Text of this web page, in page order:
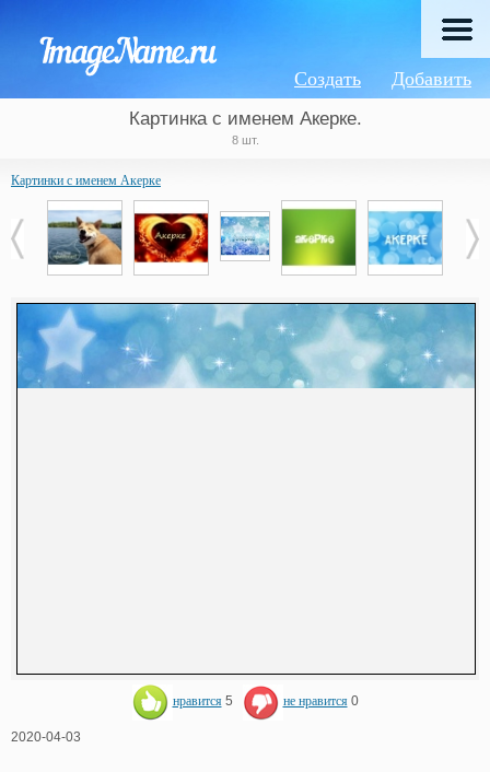
Добавить
Создать
Картинка с именем Акерке.
8 шт.
Картинки с именем Акерке
нравится 5 не нравится 0
2020-04-03